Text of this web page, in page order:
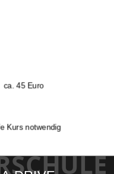
ca. 45 Euro
Kurs notwendig